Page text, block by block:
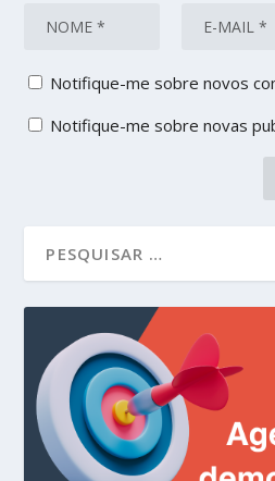
Notifique-me sobre novos
Notifique-me sobre novas